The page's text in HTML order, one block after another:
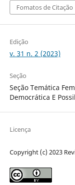
Fomatos de Citação
Edição
v. 31 n. 2 (2023)
Seção
Seção Temática
Democrática E
Licença
Copyright (c) 2023